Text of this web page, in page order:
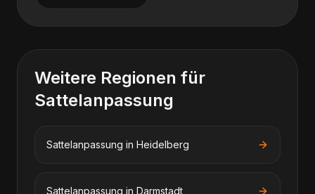
Weitere Regionen für
Sattelanpassung
Sattelanpassung in Heidelberg
Sattelanpassung in Darmstadt